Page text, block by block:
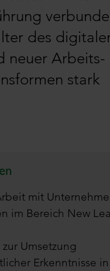
des
neuer Arbeits-
stark
mit
im Bereich New
Umsetzung
Erkenntnisse